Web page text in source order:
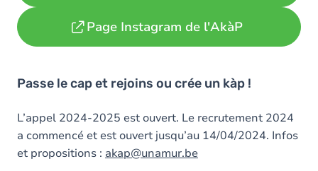
Page Instagram de l'AkàP
Passe le cap et rejoins ou crée un kàp !
L’appel 2024-2025 est ouvert. Le recrutement 2024
a commencé et est ouvert jusqu’au 14/04/2024. Infos
et propositions : akap@unamur.be